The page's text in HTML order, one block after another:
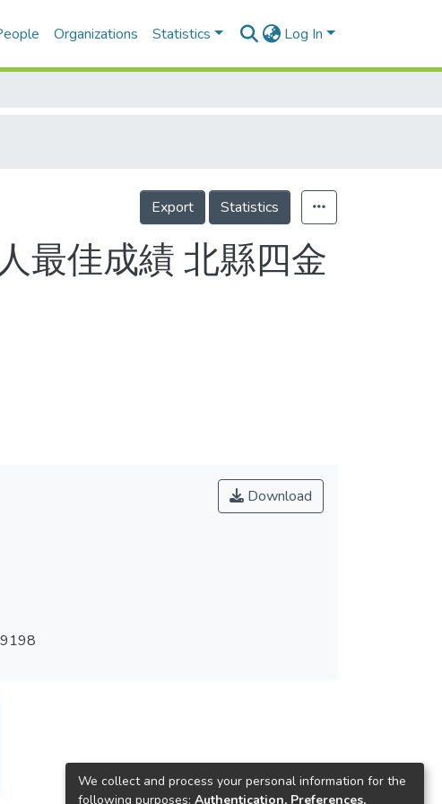
Organizations Statistics Log In
Export Statistics
最佳成績 北縣四金
Download
We collect and process your personal information for the
following purposes: Authentication, Preferences,